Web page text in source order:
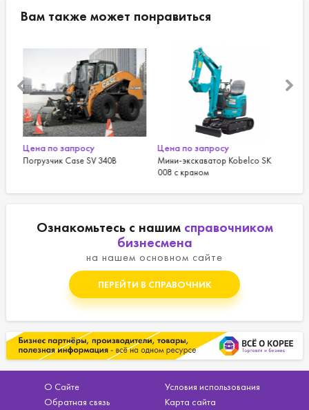
мощность:
Мощность: 55 кВт / 2.500 об / мин.
Грузоподъемность: 950 кг (при массе: 1027 кг).
Объем двигателя: 3.4 л.
Вам также может понравиться
Цена по запросу
Мини-экскаватор Kobelco SK
Цена по запросу
Мини-погрузчик Case SR130 с
бортовым поворотом
Ознакомьтесь с нашим справочником
бизнесмена
на нашем основном сайте
ПЕРЕЙТИ В СПРАВОЧНИК
О Сайте
Условия использования
Обратная связь
Карта сайта